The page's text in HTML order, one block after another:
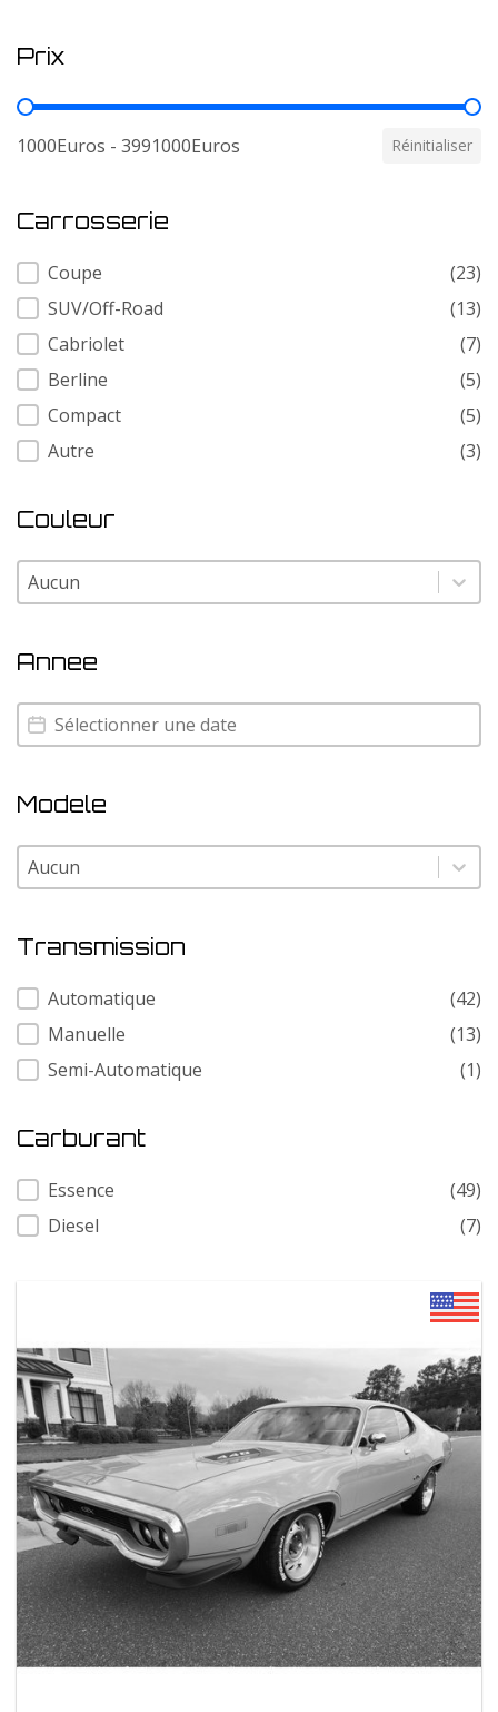
Prix
Prix
1000Euros - 3991000Euros Réinitialiser
Carrosserie
Carrosserie
Coupe
(23)
SUV/Off-Road
(13)
Cabriolet
(7)
Berline
(5)
Compact
(5)
Autre
(3)
Couleur
Couleur
Couleur
Annee
Annee
Annee
Modele
Modele
Modele
Transmission
Transmission
Automatique
(42)
Manuelle
(13)
Semi-Automatique
(1)
Carburant
Carburant
Essence
(49)
Diesel
(7)